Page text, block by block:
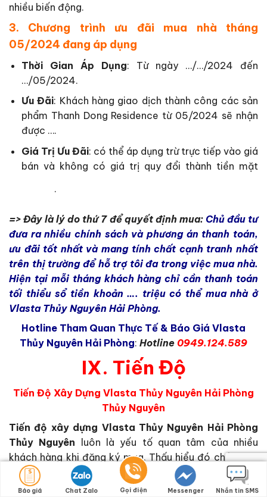
nhiều biến động.
3. Chương trình ưu đãi mua nhà tháng
05/2024 đang áp dụng
Thời Gian Áp Dụng: Từ ngày …/…/2024 đến
…/05/2024.
Ưu Đãi: Khách hàng giao dịch thành công các sản
phẩm Thanh Dong Residence từ 05/2024 sẽ nhận
được ….
Giá Trị Ưu Đãi: có thể áp dụng trừ trực tiếp vào giá
bán và không có giá trị quy đổi thành tiền mặt
.
=> Đây là lý do thứ 7 để quyết định mua: Chủ đầu tư
đưa ra nhiều chính sách và phương án thanh toán,
ưu đãi tốt nhất và mang tính chất cạnh tranh nhất
trên thị trường để hỗ trợ tôi đa trong việc mua nhà.
Hiện tại mỗi tháng khách hàng chỉ cần thanh toán
tối thiểu sổ tiền khoản …. triệu có thể mua nhà ở
Vlasta Thủy Nguyên Hải Phòng.
Hotline Tham Quan Thực Tế & Báo Giá Vlasta
Thủy Nguyên Hải Phòng: Hotline 0949.124.589
IX. Tiến Độ
Tiến Độ Xây Dựng Vlasta Thủy Nguyên Hải Phòng
Thủy Nguyên
Tiến độ xây dựng Vlasta Thủy Nguyên Hải Phòng
Thủy Nguyên luôn là yếu tố quan tâm của nhiều
khách hàng khi đăng ký mua. Thấu hiểu đó chúng tôi
có cập nhật tiến độ xây dựng liên tục theo từng tháng
để khách hàng tiện theo dõi và an tâm về dự án cho
Báo giá Chat Zalo Gọi điện Messenger Nhắn tin SMS